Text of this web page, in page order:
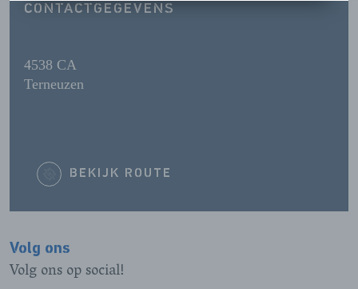
CONTACTGEGEVENS
4538 CA
Terneuzen
BEKIJK ROUTE
Volg ons
Volg ons op social!